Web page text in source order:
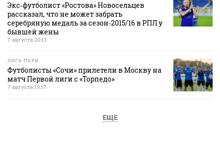
Экс‑футболист «Ростова» Новосельцев
рассказал, что не может забрать
серебряную медаль за сезон‑2015/16 в РПЛ у
бывшей жены
7 августа 20:13
ЛИГА ПАРИ
Футболисты «Сочи» прилетели в Москву на
матч Первой лиги с «Торпедо»
7 августа 19:57
ЕЩЕ